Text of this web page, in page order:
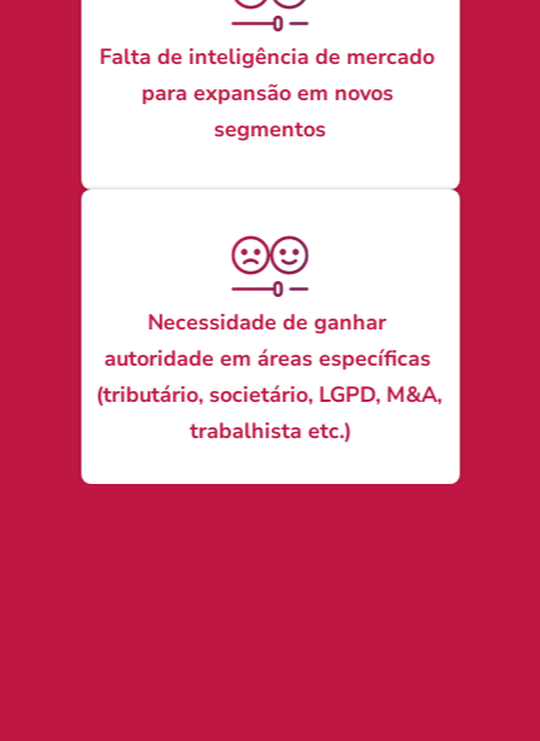
Falta de inteligência de mercado
para expansão em novos
segmentos
Necessidade de ganhar
autoridade em áreas específicas
(tributário, societário, LGPD, M&A,
trabalhista etc.)